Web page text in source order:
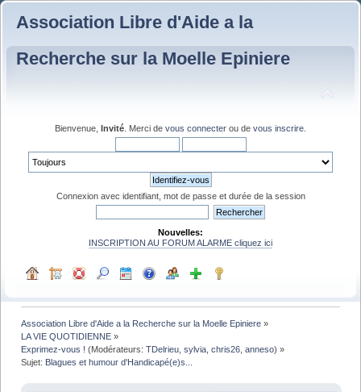
Association Libre d'Aide a la
Recherche sur la Moelle Epiniere
Bienvenue, Invité . Merci de vous connecter ou de vous inscrire
Connexion avec identifiant, mot de passe et durée de la session
Nouvelles:
INSCRIPTION AU FORUM ALARME cliquez ici
Association Libre d'Aide a la Recherche sur la Moelle Epiniere »
LA VIE QUOTIDIENNE »
Exprimez-vous ! (Modérateurs:TDelrieu ,sylvia ,chris26 ,anneso) »
Sujet: Blagues et humour d'Handicapé(e)s...